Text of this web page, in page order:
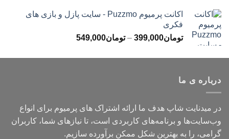
اکانت پرمیوم Puzzmo - سایت پازل و بازی های
فکری
تومان399,000
– تومان549,000محدوده
تومان399,000
درباره ی ما
در میدنایت شاپ هدف ما ارائه اشتراک های پرمیوم برای انواع
وب‌سایت‌ها و برنامه‌های کاربردی است، تا نیازهای شما، کاربران
گرامی، را به بهترین شکل ممکن برآورده سازیم.